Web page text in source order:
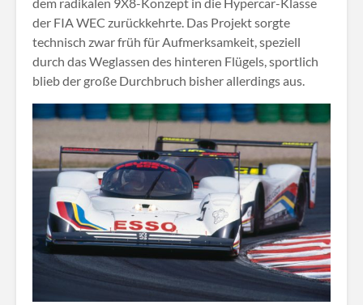
der FIA WEC zurückkehrte. Das Projekt sorgte
technisch zwar früh für Aufmerksamkeit, speziell
durch das Weglassen des hinteren Flügels, sportlich
blieb der große Durchbruch bisher allerdings aus.